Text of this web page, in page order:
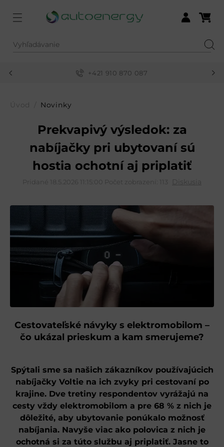
Vyhľadávanie
Prihlásiť sa
+421 910 870 087
Menu
Úvod Novinky
Prekvapivý výsledok: za
nabíjačky pri ubytovaní sú
hostia ochotní aj priplatiť
Pridané 18.5.2026 11:15:00 Počet zobrazení: 113 Diskusia
Cestovateľské návyky s elektromobilom –
čo ukázal prieskum a kam smerujeme?
Spýtali sme sa našich zákazníkov používajúcich
nabíjačky Voltie na ich zvyky pri cestovaní po
krajine. Dve tretiny respondentov vyrážajú na
cesty vždy elektromobilom a pre 68 % z nich je
dôležité, aby ubytovanie ponúkalo možnosť
nabíjania. Navyše viac ako polovica z nich je
ochotná si za túto službu aj priplatiť. Jasne to